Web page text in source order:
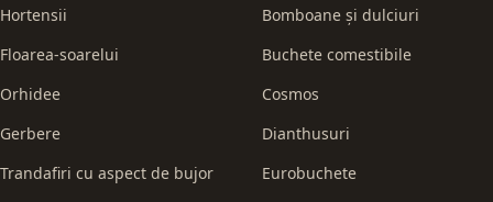
Hortensii
Floarea-soarelui
Orhidee
Gerbere
Trandafiri cu aspect de bujor
Bomboane și dulciuri
Buchete comestibile
Cosmos
Dianthusuri
Eurobuchete